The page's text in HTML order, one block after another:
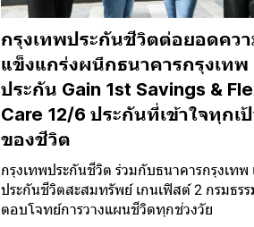
กรุงเทพประกันชีวิตต่อยอดคว
แข็งแกร่งผนึกธนาคารกรุงเทพ
ประกัน Gain 1st Savings &
Care 12/6 ประกันที่เข้าใจทุกเ
ของชีวิต
กรุงเทพประกันชีวิต ร่วมกับธนาคารกรุงเทพ
ประกันชีวิตสะสมทรัพย์ เกนเฟิสต์ 2 กรมธร
ตอบโจทย์การวางแผนชีวิตทุกช่วงวัย